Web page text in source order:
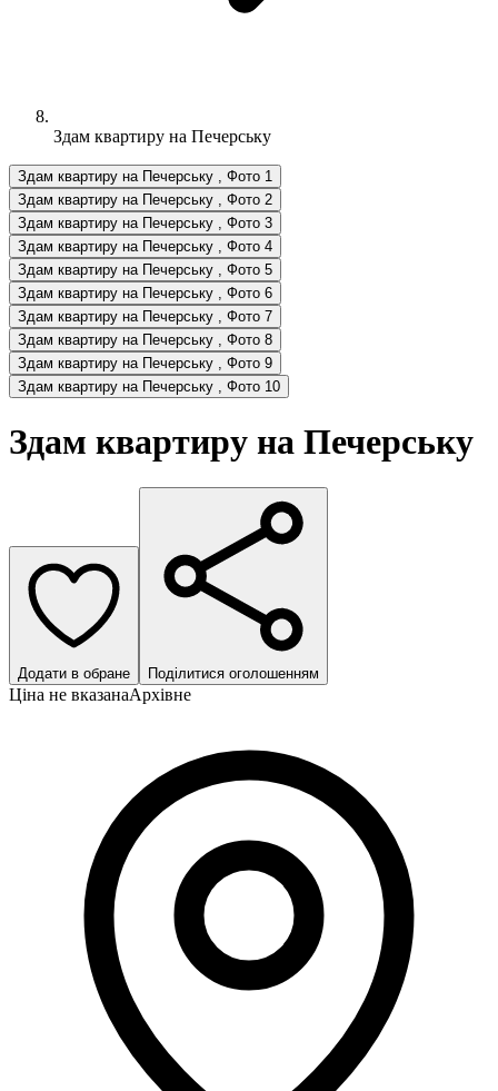
Здам квартиру на Печерську
Здам квартиру на Печерську , Фото 1
Здам квартиру на Печерську , Фото 2
Здам квартиру на Печерську , Фото 3
Здам квартиру на Печерську , Фото 4
Здам квартиру на Печерську , Фото 5
Здам квартиру на Печерську , Фото 6
Здам квартиру на Печерську , Фото 7
Здам квартиру на Печерську , Фото 8
Здам квартиру на Печерську , Фото 9
Здам квартиру на Печерську , Фото 10
Здам квартиру на Печерську
Додати в обране Поділитися оголошенням
Ціна не вказанаАрхівне